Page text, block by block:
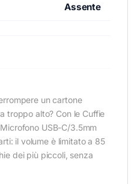
Assente
un cartone
troppo alto? Con le Cuffie
USB-C/3.5mm
il volume è limitato a 85
dei più piccoli, senza